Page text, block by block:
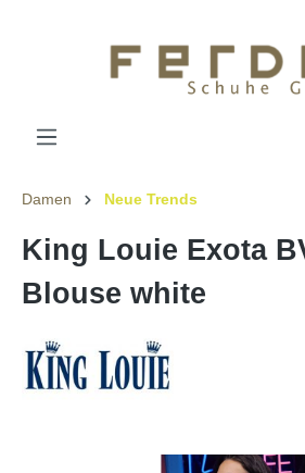
Damen Neue Trends
King Louie Exota
Blouse white